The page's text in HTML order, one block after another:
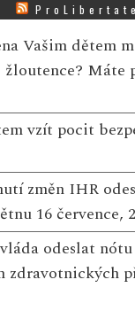
ProLibertate
Vašim dětem
Máte
vzít pocit
změn IHR
16 července,
odeslat
zdravotnických